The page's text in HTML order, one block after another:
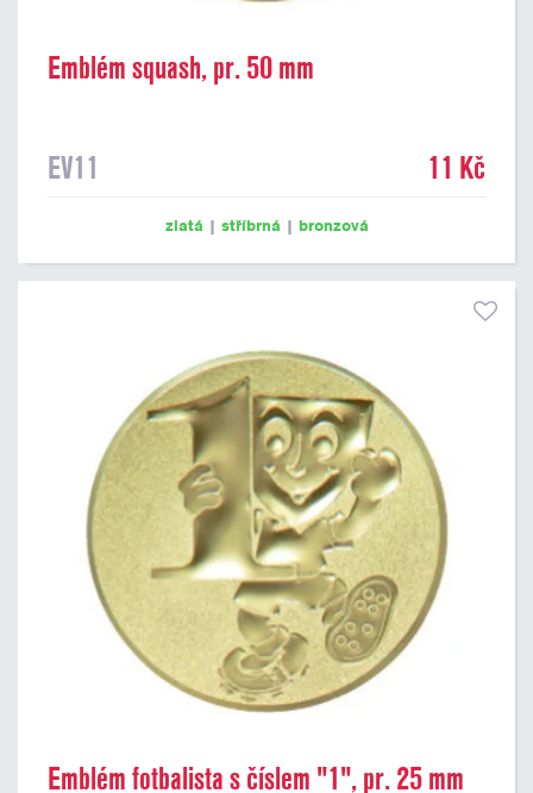
Emblém squash, pr. 50 mm
EV11 11 Kč
zlatá | stříbrná | bronzová
Emblém fotbalista s číslem "1", pr. 25 mm